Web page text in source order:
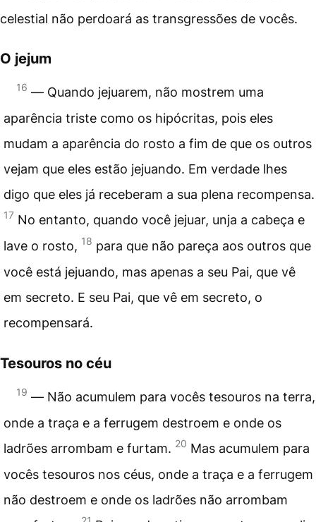
celestial não perdoará as transgressões de vocês.
O jejum
16 ― Quando jejuarem, não mostrem uma
aparência triste como os hipócritas, pois eles
mudam a aparência do rosto a fim de que os outros
vejam que eles estão jejuando. Em verdade lhes
digo que eles já receberam a sua plena recompensa.
17 No entanto, quando você jejuar, unja a cabeça e
lave o rosto, 18 para que não pareça aos outros que
você está jejuando, mas apenas a seu Pai, que vê
em secreto. E seu Pai, que vê em secreto, o
recompensará.
Tesouros no céu
19 ― Não acumulem para vocês tesouros na terra,
onde a traça e a ferrugem destroem e onde os
ladrões arrombam e furtam. 20 Mas acumulem para
vocês tesouros nos céus, onde a traça e a ferrugem
não destroem e onde os ladrões não arrombam